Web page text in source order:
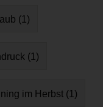
(1)
(1)
im Herbst (1)